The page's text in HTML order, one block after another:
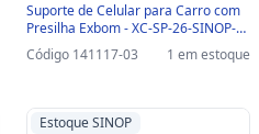
Suporte de Celular para Carro com
Presilha Exbom - XC-SP-26-SINOP-
03 - XC-SP-26
Código 141117-03 1 em estoque
Estoque SINOP